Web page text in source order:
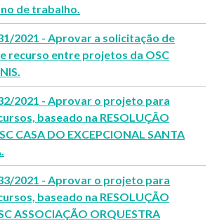
de trabalho.
2021 - Aprovar a solicitação de
recurso entre projetos da OSC
2021 - Aprovar o projeto para
baseado na RESOLUÇÃO
CASA DO EXCEPCIONAL SANTA
2021 - Aprovar o projeto para
baseado na RESOLUÇÃO
ASSOCIAÇÃO ORQUESTRA